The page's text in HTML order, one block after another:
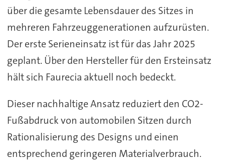
über die gesamte Lebensdauer des Sitzes in
mehreren Fahrzeuggenerationen aufzurüsten.
Der erste Serieneinsatz ist für das Jahr 2025
geplant. Über den Hersteller für den Ersteinsatz
hält sich Faurecia aktuell noch bedeckt.
Dieser nachhaltige Ansatz reduziert den CO2-
Fußabdruck von automobilen Sitzen durch
Rationalisierung des Designs und einen
entsprechend geringeren Materialverbrauch.